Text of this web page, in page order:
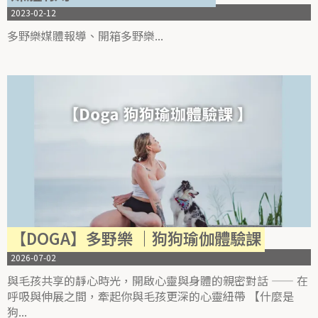
2023-02-12
多野樂媒體報導、開箱多野樂
【DOGA】多野樂 ｜狗狗瑜伽體驗課
2026-07-02
與毛孩共享的靜心時光，開啟心靈與身體的親密對話 —— 在
呼吸與伸展之間，牽起你與毛孩更深的心靈紐帶 【什麼是
狗